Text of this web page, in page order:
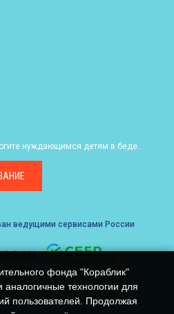
нуждающимся детям в беде.
ведущими сервисами России
фонда "Кораблик"
аналогичные технологии для
пользователей. Продолжая